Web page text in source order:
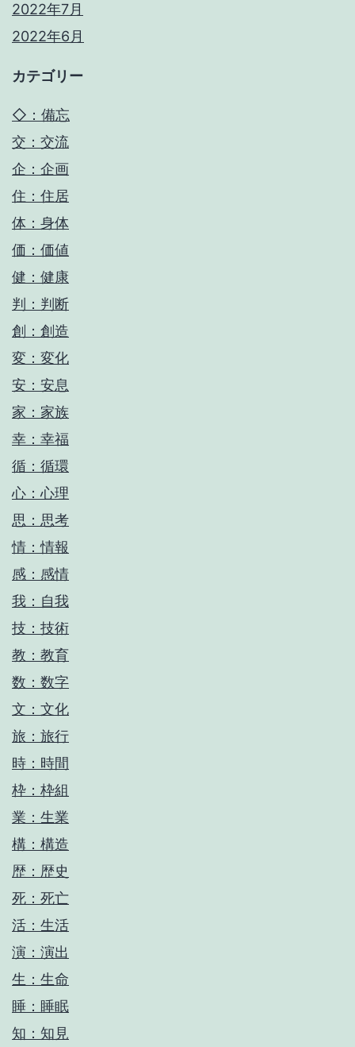
2022年7月
2022年6月
カテゴリー
◇：備忘
交：交流
企：企画
住：住居
体：身体
価：価値
健：健康
判：判断
創：創造
変：変化
安：安息
家：家族
幸：幸福
循：循環
心：心理
思：思考
情：情報
感：感情
我：自我
技：技術
教：教育
数：数字
文：文化
旅：旅行
時：時間
枠：枠組
業：生業
構：構造
歴：歴史
死：死亡
活：生活
演：演出
生：生命
睡：睡眠
知：知見